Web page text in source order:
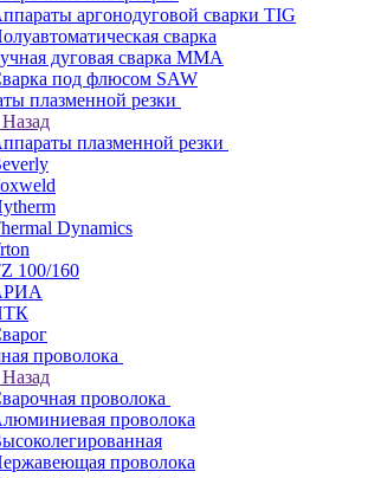
аргонодуговой сварки TIG
сварка
дуговая сварка MMA
под флюсом SAW
плазменной резки
Назад
плазменной резки
Dynamics
100/160
проволока
Назад
проволока
проволока
проволока